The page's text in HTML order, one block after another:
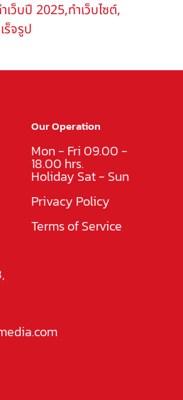
เว็บปี 2025,ทำเว็บไซต์,
ร็จรูป
Our Operation
Mon - Fri 09.00 -
18.00 hrs.
Holiday Sat - Sun
Privacy Policy
Terms of Service